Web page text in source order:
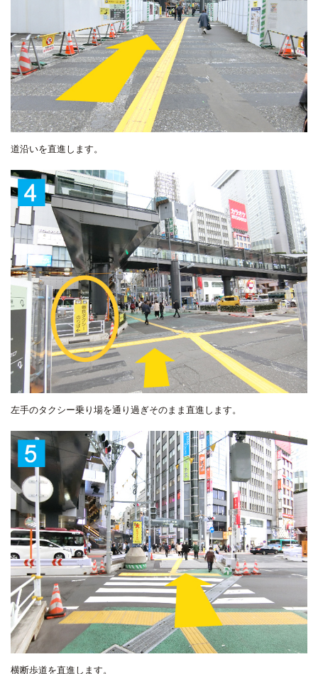
道沿いを直進します。
左手のタクシー乗り場を通り過ぎそのまま直進します。
横断歩道を直進します。